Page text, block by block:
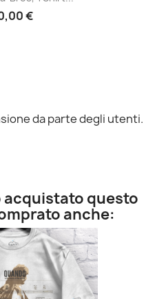
€
da parte degli utenti.
acquistato questo
anche: